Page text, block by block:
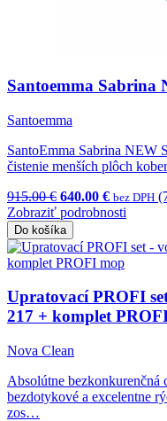
Santoemma Sabrina
Santoemma
SantoEmma Sabrina NEW
čistenie menších plôch
915.00 € 640.00 € bez DPH
Zobraziť podrobnosti
Do košíka
Upratovací PROFI
217 + komplet
Nova Clean
Absolútne
bezdotykové a excelentne
zos…